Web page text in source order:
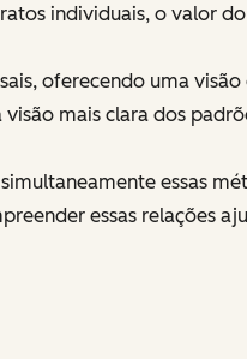
individuais, o valor
oferecendo uma
mais clara dos
essas
essas relações